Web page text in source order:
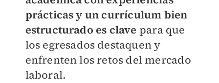
prácticas y un currículum bien
estructurado es clave para que
los egresados destaquen y
enfrenten los retos del mercado
laboral.